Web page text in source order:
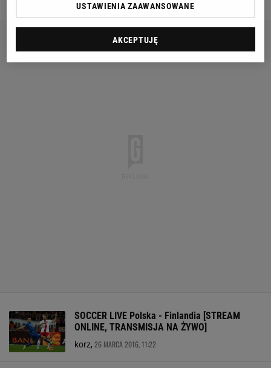
korz,26 MARCA 2016, 11:25
SOCCER LIVE Polska - Finlandia [STREAM
ONLINE, TRANSMISJA NA ŻYWO]
korz, 26 MARCA 2016, 11:22
USTAWIENIA ZAAWANSOWANE
AKCEPTUJĘ